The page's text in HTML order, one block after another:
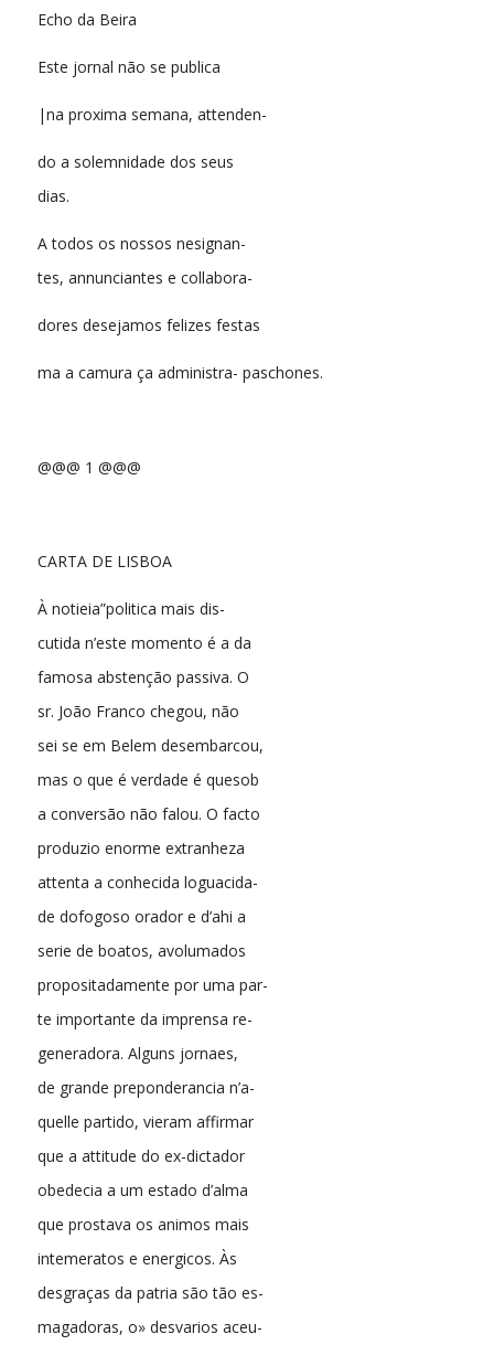
Echo da Beira
Este jornal não se publica
|na proxima semana, attenden-
do a solemnidade dos seus
dias.
A todos os nossos nesignan-
tes, annunciantes e collabora-
dores desejamos felizes festas
ma a camura ça administra- paschones.
@@@ 1 @@@
CARTA DE LISBOA
À notieia”politica mais dis-
cutida n’este momento é a da
famosa abstenção passiva. O
sr. João Franco chegou, não
sei se em Belem desembarcou,
mas o que é verdade é quesob
a conversão não falou. O facto
produzio enorme extranheza
attenta a conhecida loguacida-
de dofogoso orador e d’ahi a
serie de boatos, avolumados
propositadamente por uma par-
te importante da imprensa re-
generadora. Alguns jornaes,
de grande preponderancia n’a-
quelle partido, vieram affirmar
que a attitude do ex-dictador
obedecia a um estado d’alma
que prostava os animos mais
intemeratos e energicos. Às
desgraças da patria são tão es-
magadoras, o» desvarios aceu-